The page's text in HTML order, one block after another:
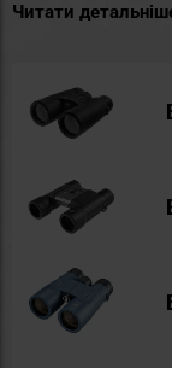
полегшення
який вже понад
мисливців і
Читати